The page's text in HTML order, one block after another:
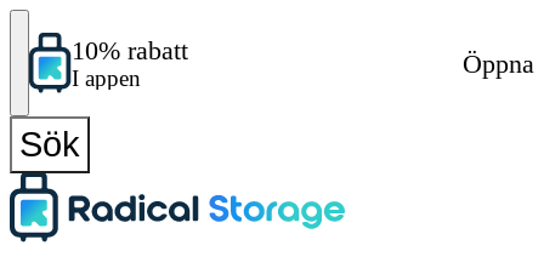
10% rabatt
I appen
Öppna
Sök